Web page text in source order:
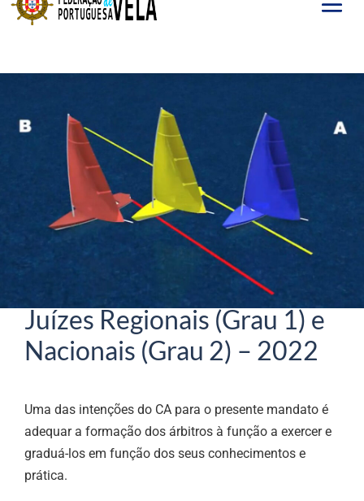
Set 30, 2022
Ações de Formação para
Juízes Regionais (Grau 1) e
Nacionais (Grau 2) – 2022
Uma das intenções do CA para o presente mandato é
adequar a formação dos árbitros à função a exercer e
graduá-los em função dos seus conhecimentos e
prática.